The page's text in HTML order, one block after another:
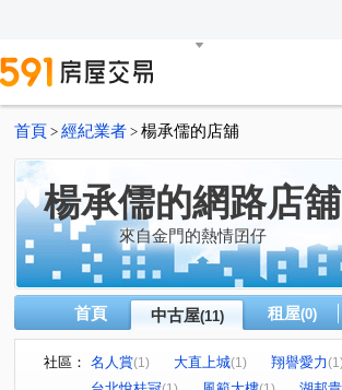
首頁 > 經紀業者 > 楊承儒的店舖
楊承儒的網路店舖
來自金門的熱情囝仔
首頁 中古屋(11) 租屋(0)
社區： 名人賞(1) 大直上城(1) 翔譽愛力(1)